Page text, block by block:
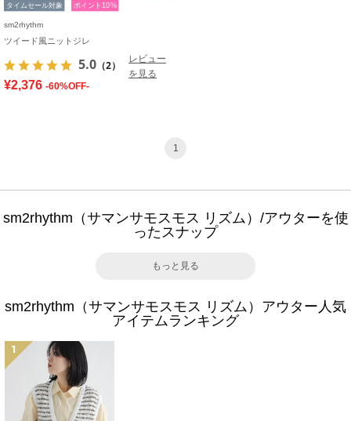
タイムセール対象 ポイント10%
sm2rhythm
ツイード風ニットジレ
5.0 （2）
レビュー
を見る
¥2,376 -60%OFF-
1
sm2rhythm（サマンサモスモス リズム）/アウターを使
ったスナップ
もっと見る
sm2rhythm（サマンサモスモス リズム）アウター人気
アイテムランキング
1